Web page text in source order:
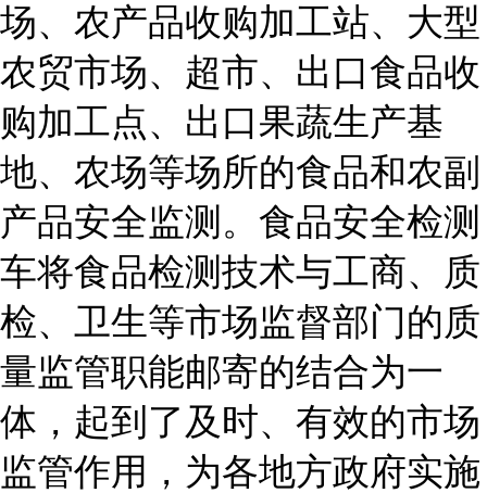
场、农产品收购加工站、大型
农贸市场、超市、出口食品收
购加工点、出口果蔬生产基
地、农场等场所的食品和农副
产品安全监测。食品安全检测
车将食品检测技术与工商、质
检、卫生等市场监督部门的质
量监管职能邮寄的结合为一
体，起到了及时、有效的市场
监管作用，为各地方政府实施